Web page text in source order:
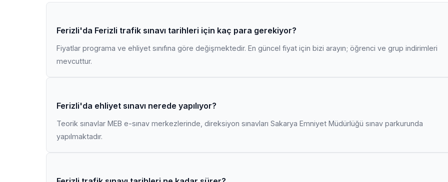
Ferizli'da Ferizli trafik sınavı tarihleri için kaç para gerekiyor?
Fiyatlar programa ve ehliyet sınıfına göre değişmektedir. En güncel fiyat için bizi arayın; öğrenci ve grup indirimleri
mevcuttur.
Ferizli'da ehliyet sınavı nerede yapılıyor?
Teorik sınavlar MEB e-sınav merkezlerinde, direksiyon sınavları Sakarya Emniyet Müdürlüğü sınav parkurunda
yapılmaktadır.